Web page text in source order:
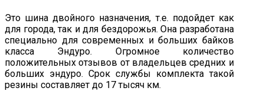
Это шина двойного назначения, т.е. подойдет как
для города, так и для бездорожья. Она разработана
специально для современных и больших байков
класса Эндуро. Огромное количество
положительных отзывов от владельцев средних и
больших эндуро. Срок службы комплекта такой
резины составляет до 17 тысяч км.